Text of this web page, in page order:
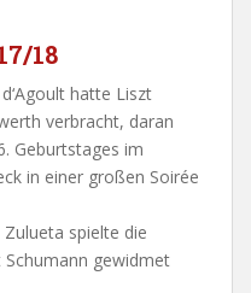
18
hatte Liszt
verbracht, daran
Geburtstages im
in einer großen Soirée
spielte die
gewidmet